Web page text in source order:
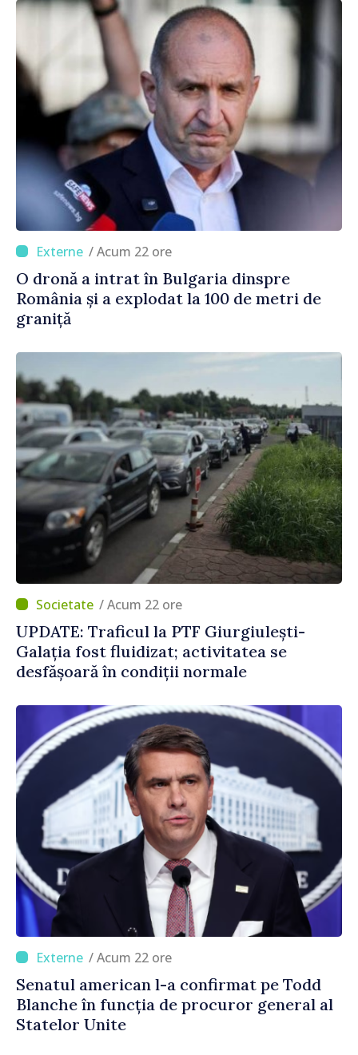
/ Acum 22 ore
O dronă a intrat în Bulgaria dinspre
România și a explodat la 100 de metri de
graniță
/ Acum 22 ore
UPDATE: Traficul la PTF Giurgiulești-
Galația fost fluidizat; activitatea se
desfășoară în condiții normale
/ Acum 22 ore
Senatul american l-a confirmat pe Todd
Blanche în funcția de procuror general al
Statelor Unite